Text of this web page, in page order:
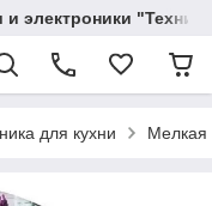
и электроники
для кухни Мелкая